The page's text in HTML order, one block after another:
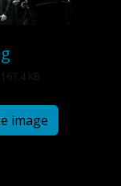
167.4 KB
image